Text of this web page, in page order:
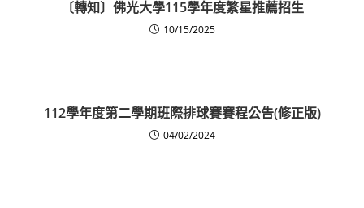
〔轉知〕佛光大學115學年度繁星推薦招生
10/15/2025
112學年度第二學期班際排球賽賽程公告(修正版)
04/02/2024